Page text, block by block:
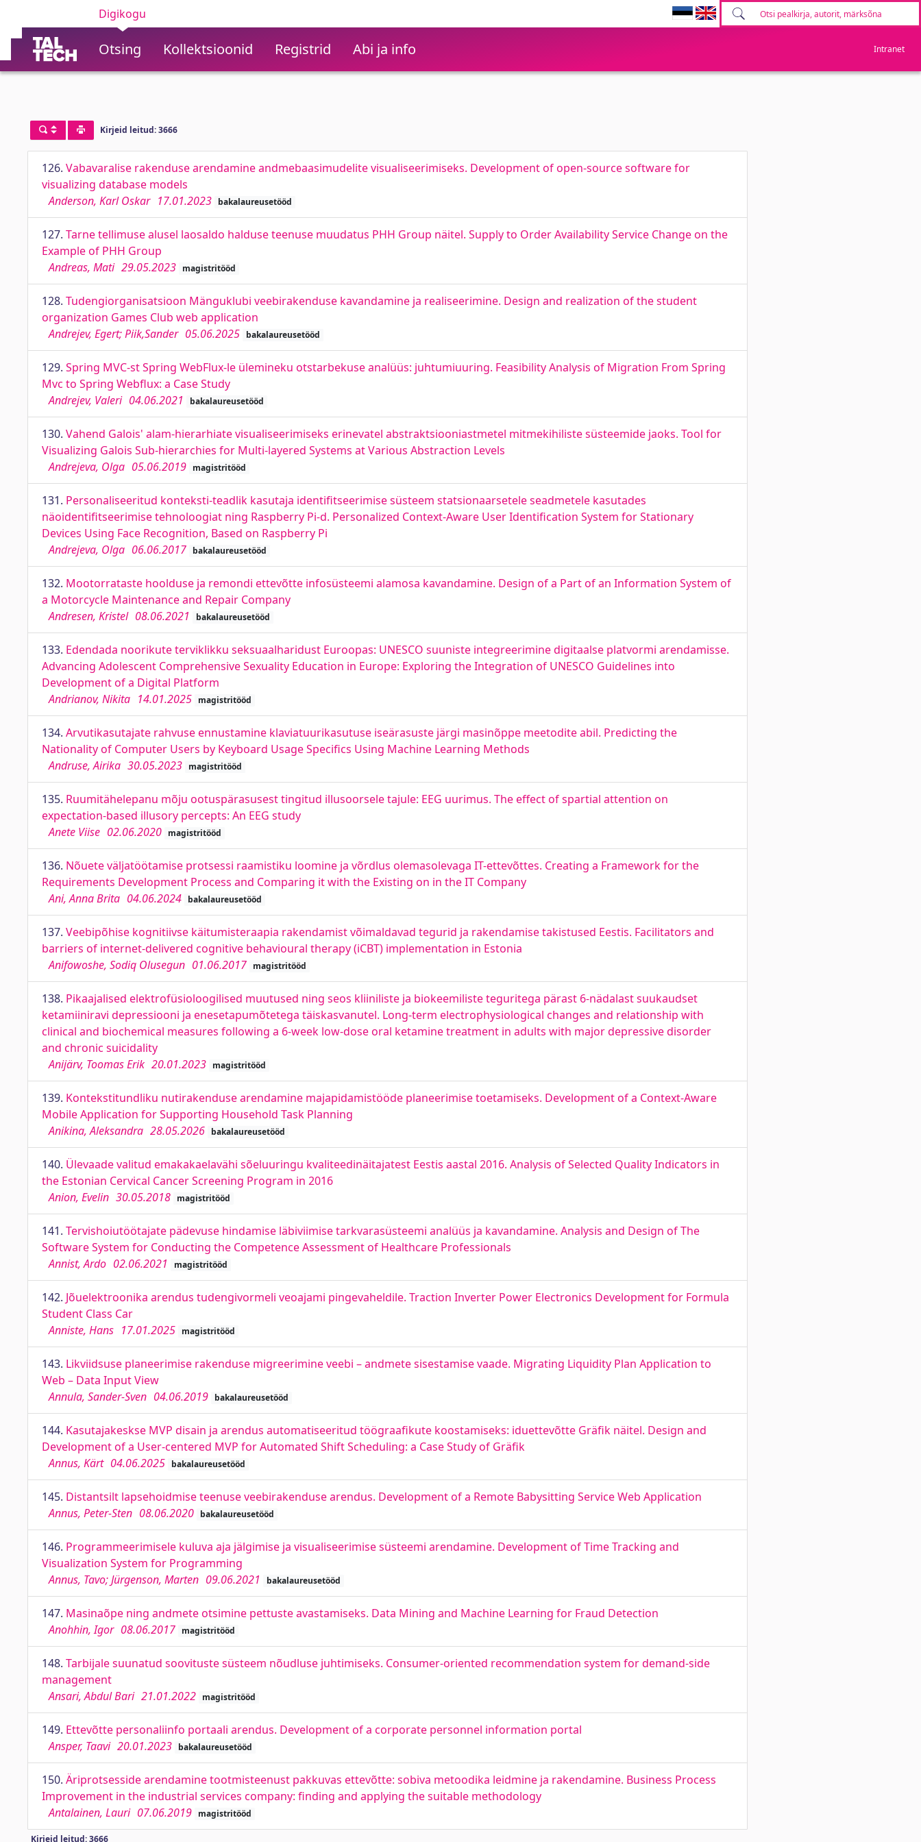
Digikogu
Otsing Kollektsioonid Registrid Abi ja info Intranet
Kirjeid leitud: 3666
126. Vabavaralise rakenduse arendamine andmebaasimudelite visualiseerimiseks. Development of open-source software for
visualizing database models
Anderson, Karl Oskar 17.01.2023 bakalaureusetööd
127. Tarne tellimuse alusel laosaldo halduse teenuse muudatus PHH Group näitel. Supply to Order Availability Service Change on the
Example of PHH Group
Andreas, Mati 29.05.2023 magistritööd
128. Tudengiorganisatsioon Mänguklubi veebirakenduse kavandamine ja realiseerimine. Design and realization of the student
organization Games Club web application
Andrejev, Egert; Piik,Sander 05.06.2025 bakalaureusetööd
129. Spring MVC-st Spring WebFlux-le ülemineku otstarbekuse analüüs: juhtumiuuring. Feasibility Analysis of Migration From Spring
Mvc to Spring Webflux: a Case Study
Andrejev, Valeri 04.06.2021 bakalaureusetööd
130. Vahend Galois' alam-hierarhiate visualiseerimiseks erinevatel abstraktsiooniastmetel mitmekihiliste süsteemide jaoks. Tool for
Visualizing Galois Sub-hierarchies for Multi-layered Systems at Various Abstraction Levels
Andrejeva, Olga 05.06.2019 magistritööd
131. Personaliseeritud konteksti-teadlik kasutaja identifitseerimise süsteem statsionaarsetele seadmetele kasutades
näoidentifitseerimise tehnoloogiat ning Raspberry Pi-d. Personalized Context-Aware User Identification System for Stationary
Devices Using Face Recognition, Based on Raspberry Pi
Andrejeva, Olga 06.06.2017 bakalaureusetööd
132. Mootorrataste hoolduse ja remondi ettevõtte infosüsteemi alamosa kavandamine. Design of a Part of an Information System of
a Motorcycle Maintenance and Repair Company
Andresen, Kristel 08.06.2021 bakalaureusetööd
133. Edendada noorikute terviklikku seksuaalharidust Euroopas: UNESCO suuniste integreerimine digitaalse platvormi arendamisse.
Advancing Adolescent Comprehensive Sexuality Education in Europe: Exploring the Integration of UNESCO Guidelines into
Development of a Digital Platform
Andrianov, Nikita 14.01.2025 magistritööd
134. Arvutikasutajate rahvuse ennustamine klaviatuurikasutuse iseärasuste järgi masinõppe meetodite abil. Predicting the
Nationality of Computer Users by Keyboard Usage Specifics Using Machine Learning Methods
Andruse, Airika 30.05.2023 magistritööd
135. Ruumitähelepanu mõju ootuspärasusest tingitud illusoorsele tajule: EEG uurimus. The effect of spartial attention on
expectation-based illusory percepts: An EEG study
Anete Viise 02.06.2020 magistritööd
136. Nõuete väljatöötamise protsessi raamistiku loomine ja võrdlus olemasolevaga IT-ettevõttes. Creating a Framework for the
Requirements Development Process and Comparing it with the Existing on in the IT Company
Ani, Anna Brita 04.06.2024 bakalaureusetööd
137. Veebipõhise kognitiivse käitumisteraapia rakendamist võimaldavad tegurid ja rakendamise takistused Eestis. Facilitators and
barriers of internet-delivered cognitive behavioural therapy (iCBT) implementation in Estonia
Anifowoshe, Sodiq Olusegun 01.06.2017 magistritööd
138. Pikaajalised elektrofüsioloogilised muutused ning seos kliiniliste ja biokeemiliste teguritega pärast 6-nädalast suukaudset
ketamiiniravi depressiooni ja enesetapumõtetega täiskasvanutel. Long-term electrophysiological changes and relationship with
clinical and biochemical measures following a 6-week low-dose oral ketamine treatment in adults with major depressive disorder
and chronic suicidality
Anijärv, Toomas Erik 20.01.2023 magistritööd
139. Kontekstitundliku nutirakenduse arendamine majapidamistööde planeerimise toetamiseks. Development of a Context-Aware
Mobile Application for Supporting Household Task Planning
Anikina, Aleksandra 28.05.2026 bakalaureusetööd
140. Ülevaade valitud emakakaelavähi sõeluuringu kvaliteedinäitajatest Eestis aastal 2016. Analysis of Selected Quality Indicators in
the Estonian Cervical Cancer Screening Program in 2016
Anion, Evelin 30.05.2018 magistritööd
141. Tervishoiutöötajate pädevuse hindamise läbiviimise tarkvarasüsteemi analüüs ja kavandamine. Analysis and Design of The
Software System for Conducting the Competence Assessment of Healthcare Professionals
Annist, Ardo 02.06.2021 magistritööd
142. Jõuelektroonika arendus tudengivormeli veoajami pingevaheldile. Traction Inverter Power Electronics Development for Formula
Student Class Car
Anniste, Hans 17.01.2025 magistritööd
143. Likviidsuse planeerimise rakenduse migreerimine veebi – andmete sisestamise vaade. Migrating Liquidity Plan Application to
Web – Data Input View
Annula, Sander-Sven 04.06.2019 bakalaureusetööd
144. Kasutajakeskse MVP disain ja arendus automatiseeritud töögraafikute koostamiseks: iduettevõtte Gräfik näitel. Design and
Development of a User-centered MVP for Automated Shift Scheduling: a Case Study of Gräfik
Annus, Kärt 04.06.2025 bakalaureusetööd
145. Distantsilt lapsehoidmise teenuse veebirakenduse arendus. Development of a Remote Babysitting Service Web Application
Annus, Peter-Sten 08.06.2020 bakalaureusetööd
146. Programmeerimisele kuluva aja jälgimise ja visualiseerimise süsteemi arendamine. Development of Time Tracking and
Visualization System for Programming
Annus, Tavo; Jürgenson, Marten 09.06.2021 bakalaureusetööd
147. Masinaõpe ning andmete otsimine pettuste avastamiseks. Data Mining and Machine Learning for Fraud Detection
Anohhin, Igor 08.06.2017 magistritööd
148. Tarbijale suunatud soovituste süsteem nõudluse juhtimiseks. Consumer-oriented recommendation system for demand-side
management
Ansari, Abdul Bari 21.01.2022 magistritööd
149. Ettevõtte personaliinfo portaali arendus. Development of a corporate personnel information portal
Ansper, Taavi 20.01.2023 bakalaureusetööd
150. Äriprotsesside arendamine tootmisteenust pakkuvas ettevõtte: sobiva metoodika leidmine ja rakendamine. Business Process
Improvement in the industrial services company: finding and applying the suitable methodology
Antalainen, Lauri 07.06.2019 magistritööd
Kirjeid leitud: 3666